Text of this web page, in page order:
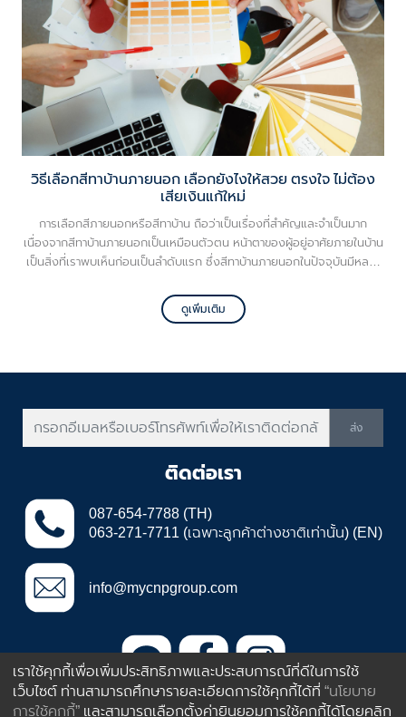
วิธีเลือกสีทาบ้านภายนอก เลือกยังไงให้สวย ตรงใจ ไม่ต้อง
เสียเงินแก้ใหม่
การเลือกสีภายนอกหรือสีทาบ้าน ถือว่าเป็นเรื่องที่สำคัญและจำเป็นมาก
เนื่องจากสีทาบ้านภายนอกเป็นเหมือนตัวตน หน้าตาของผู้อยู่อาศัยภายในบ้าน
เป็นสิ่งที่เราพบเห็นก่อนเป็นลำดับแรก ซึ่งสีทาบ้านภายนอกในปัจจุบันมีหลาย
ไม่ได้สักที บางคนก็มีสีในใจแต่พอเจอสีใหม่ก็เกิดความรู้สึกลังเลขึ้นมาซะอย่าง
งั้น แล้วการเลือกสีทาบ้านภายนอกแบบไหน เลือยังไงดี ให้สวย ตรงใจ ไม่
ดูเพิ่มเติม
ส่ง
ติดต่อเรา
087-654-7788 (TH)
063-271-7711 (เฉพาะลูกค้าต่างชาติเท่านั้น) (EN)
info@mycnpgroup.com
385 ถนนอ่อนนุช ประเวศ กรุงเทพฯ
เราใช้คุกกี้เพื่อเพิ่มประสิทธิภาพและประสบการณ์ที่ดีในการใช้
เว็บไซต์ ท่านสามารถศึกษารายละเอียดการใช้คุกกี้ได้ที่ “นโยบาย
การใช้คุกกี้” และสามารถเลือกตั้งค่ายินยอมการใช้คุกกี้ได้โดยคลิก